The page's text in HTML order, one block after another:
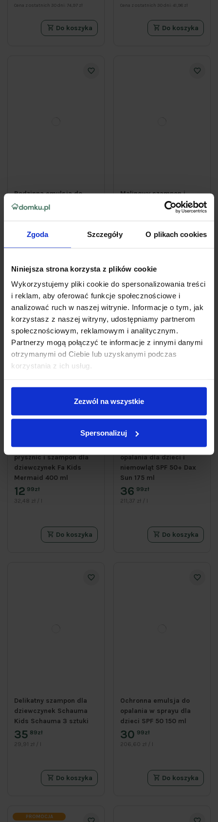
Zgoda Szczegóły O plikach cookies
Niniejsza strona korzysta z plików cookie
Wykorzystujemy pliki cookie do spersonalizowania treści
i reklam, aby oferować funkcje społecznościowe i
analizować ruch w naszej witrynie. Informacje o tym, jak
korzystasz z naszej witryny, udostępniamy partnerom
społecznościowym, reklamowym i analitycznym.
Partnerzy mogą połączyć te informacje z innymi danymi
otrzymanymi od Ciebie lub uzyskanymi podczas
korzystania z ich usług.
Zezwól na wszystkie
Spersonalizuj
Cena z ostatnich 30 dni: 74,97 zł
Do koszyka
Cena z ostatnich 30 dni:41,98 zł
Do koszyka
Rodzinna emulsja do
opalania Kolastyna SPF
30 250 ml
34 99zł
139,96 zł / l
Do koszyka
Malinowy szampon i
odżywka do włosów dla
dzieci Schauma Kids
15
99zł
Do koszyka
Delikatny żel pod
prysznic i szampon dla
dziewczynek Fa Kids
Mermaid 400 ml
12 99zł
32,48 zł / l
Do koszyka
Delikatna emulsja do
opalania dla dzieci i
niemowląt SPF 50+ Dax
Sun 175 ml
36 99zł
211,37 zł / l
Do koszyka
Delikatny szampon dla
dziewczynek Schauma
Kids Schauma 3 sztuki
35 89zł
29,91 zł / l
Do koszyka
Ochronna emulsja do
opalania w sprayu dla
dzieci SPF 50 150 ml
30 99zł
206,60 zł / l
Do koszyka
PROMOCJA